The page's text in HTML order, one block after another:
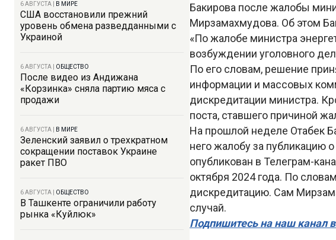
6 АВГУСТА В МИРЕ
США восстановили прежний
уровень обмена разведданными с
Украиной
6 АВГУСТА ОБЩЕСТВО
После видео из Андижана
«Корзинка» сняла партию мяса с
продажи
6 АВГУСТА В МИРЕ
Зеленский заявил о трехкратном
сокращении поставок Украине
ракет ПВО
6 АВГУСТА ОБЩЕСТВО
В Ташкенте ограничили работу
рынка «Куйлюк»
Бакирова после жалобы
Мирзамахмудова. Об этом
«По жалобе министра
возбуждении уголовного
По его словам, решение
информации и массовых
дискредитации министра.
поста, ставшего причиной
На прошлой неделе Отабек
него жалобу за публикацию
опубликован в Телеграм-
октября 2024 года. По
дискредитацию. Сам
случай.
Подпишитесь на наш канал